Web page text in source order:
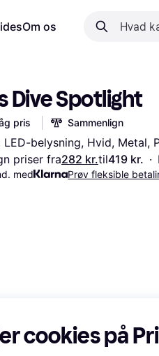
Om os
Dive Spotlight
pris Sammenlign
belysning, Hvid, Metal,
priser fra282 kr.til419 kr. ·
med Prøv fleksible
cookies på